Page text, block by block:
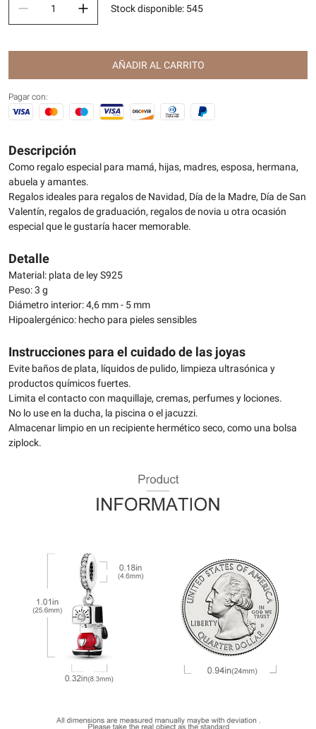
Stock disponible: 545
AÑADIR AL CARRITO
Pagar con:
Descripción
Como regalo especial para mamá, hijas, madres, esposa, hermana,
abuela y amantes.
Regalos ideales para regalos de Navidad, Día de la Madre, Día de San
Valentín, regalos de graduación, regalos de novia u otra ocasión
especial que le gustaría hacer memorable.
Detalle
Material: plata de ley S925
Peso: 3 g
Diámetro interior: 4,6 mm - 5 mm
Hipoalergénico: hecho para pieles sensibles
Instrucciones para el cuidado de las joyas
Evite baños de plata, líquidos de pulido, limpieza ultrasónica y
productos químicos fuertes.
Limita el contacto con maquillaje, cremas, perfumes y lociones.
No lo use en la ducha, la piscina o el jacuzzi.
Almacenar limpio en un recipiente hermético seco, como una bolsa
ziplock.